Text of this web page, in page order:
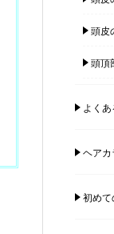
頭皮
頭頂
よく
ヘア
初め